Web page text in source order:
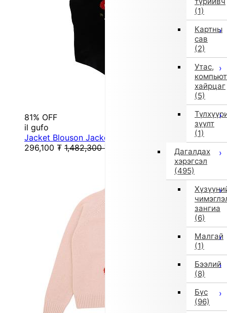
(1)
Картны
сав
(2)
Утас,
хайрцаг
(5)
зүүлт
(1)
Дагалдах
хэрэгсэл
(495)
зангиа
(6)
Малгай
(1)
Бээлий
(8)
Бүс
(96)
81% OFF
il gufo
Jacket Blouson Jacket (130cm/Black)
296,100 ₮ 1,482,300 ₮